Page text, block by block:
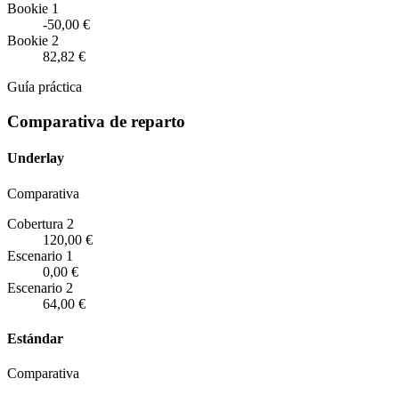
Bookie 1
-50,00 €
Bookie 2
82,82 €
Guía práctica
Comparativa de reparto
Underlay
Comparativa
Cobertura 2
120,00 €
Escenario 1
0,00 €
Escenario 2
64,00 €
Estándar
Comparativa